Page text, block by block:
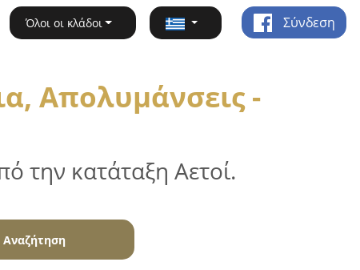
Όλοι οι κλάδοι Σύνδεση
Απολυμάνσεις -
την κατάταξη Αετοί.
Αναζήτηση